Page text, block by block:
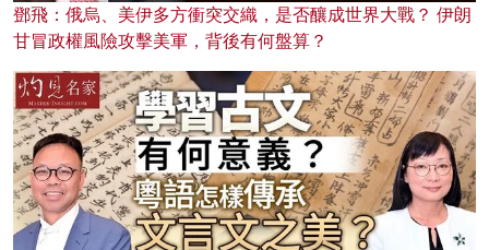
鄧飛：俄烏、美伊多方衝突交織，是否釀成世界大戰？ 伊朗
甘冒政權風險攻擊美軍，背後有何盤算？